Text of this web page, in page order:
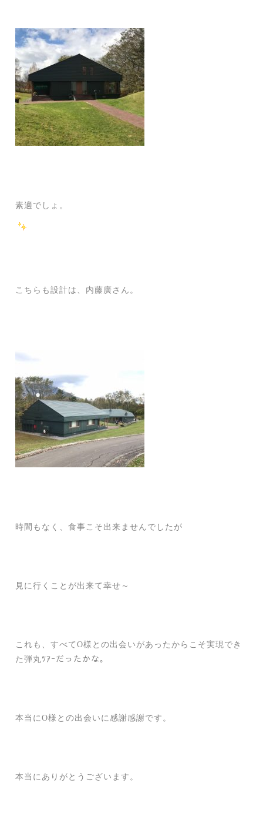
素適でしょ。
こちらも設計は、内藤廣さん。
時間もなく、食事こそ出来ませんでしたが
見に行くことが出来て幸せ～
これも、すべてO様との出会いがあったからこそ実現でき
た弾丸ﾂｱｰだったかな。
本当にO様との出会いに感謝感謝です。
本当にありがとうございます。